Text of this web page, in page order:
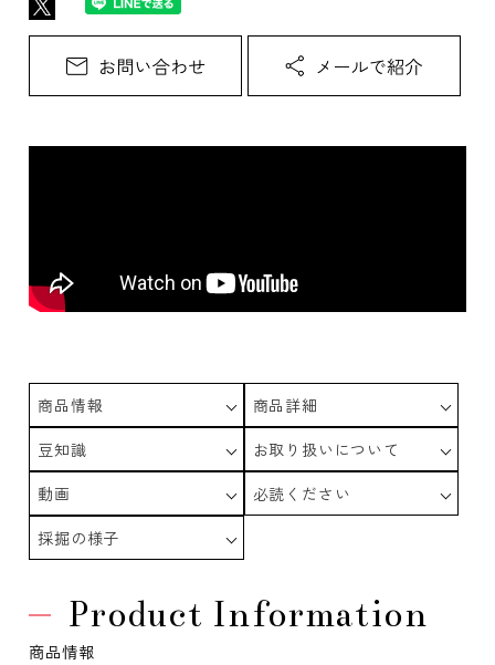
商品情報
商品詳細
豆知識
お取り扱いについて
動画
必読ください
採掘の様子
Product Information
商品情報